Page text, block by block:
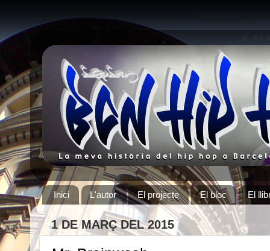
Inici L'autor El projecte El bloc El
1 DE MARÇ DEL 2015